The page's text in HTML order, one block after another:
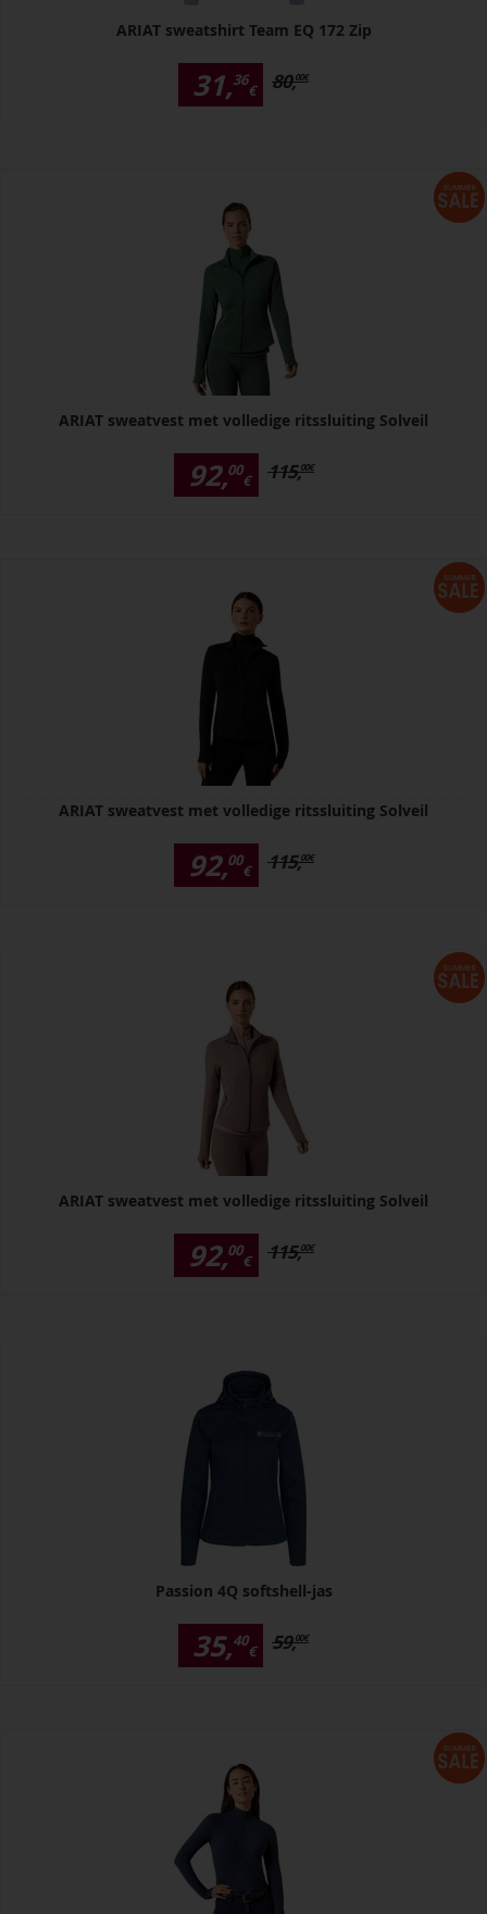
ARIAT sweatshirt Team EQ 172 Zip
31,36
€ 80,00€
ARIAT sweatvest met volledige ritssluiting Solveil
92,00
€ 115,00€
ARIAT sweatvest met volledige ritssluiting Solveil
92,00
€ 115,00€
ARIAT sweatvest met volledige ritssluiting Solveil
92,00
€ 115,00€
Passion 4Q softshell-jas
35,40
€ 59,00€